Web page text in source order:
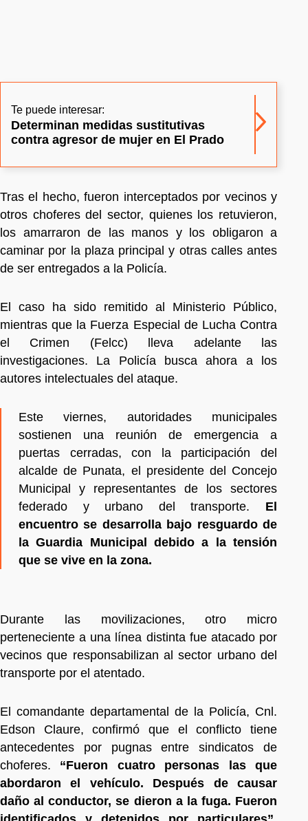
Te puede interesar:
Determinan medidas sustitutivas
contra agresor de mujer en El Prado
Tras el hecho, fueron interceptados por vecinos y
otros choferes del sector, quienes los retuvieron,
los amarraron de las manos y los obligaron a
caminar por la plaza principal y otras calles antes
de ser entregados a la Policía.
El caso ha sido remitido al Ministerio Público,
mientras que la Fuerza Especial de Lucha Contra
el Crimen (Felcc) lleva adelante las
investigaciones. La Policía busca ahora a los
autores intelectuales del ataque.
Este viernes, autoridades municipales
sostienen una reunión de emergencia a
puertas cerradas, con la participación del
alcalde de Punata, el presidente del Concejo
Municipal y representantes de los sectores
federado y urbano del transporte. El
encuentro se desarrolla bajo resguardo de
la Guardia Municipal debido a la tensión
que se vive en la zona.
Durante las movilizaciones, otro micro
perteneciente a una línea distinta fue atacado por
vecinos que responsabilizan al sector urbano del
transporte por el atentado.
El comandante departamental de la Policía, Cnl.
Edson Claure, confirmó que el conflicto tiene
antecedentes por pugnas entre sindicatos de
choferes. “Fueron cuatro personas las que
abordaron el vehículo. Después de causar
daño al conductor, se dieron a la fuga. Fueron